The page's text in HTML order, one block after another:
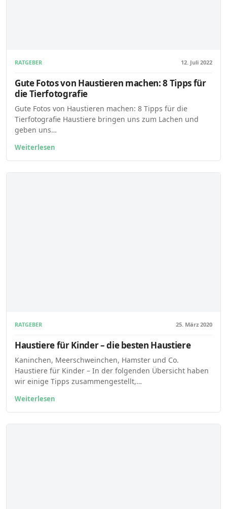
RATGEBER 12. Juli 2022
Gute Fotos von Haustieren machen: 8 Tipps für
die Tierfotografie
Gute Fotos von Haustieren machen: 8 Tipps für die
Tierfotografie Haustiere bringen uns zum Lachen und
geben uns…
Weiterlesen
RATGEBER 25. März 2020
Haustiere für Kinder – die besten Haustiere
Kaninchen, Meerschweinchen, Hamster und Co.
Haustiere für Kinder – In der folgenden Übersicht haben
wir einige Tipps zusammengestellt,…
Weiterlesen